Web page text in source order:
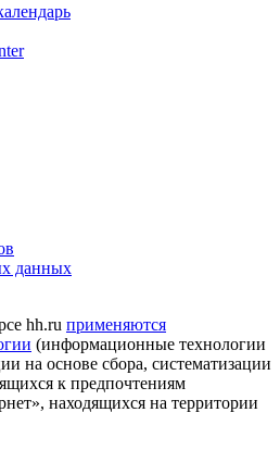
данных
hh.ru применяются
(информационные технологии
на основе сбора, систематизации
к предпочтениям
находящихся на территории